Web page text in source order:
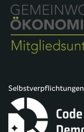
Selbstverpflichtungen